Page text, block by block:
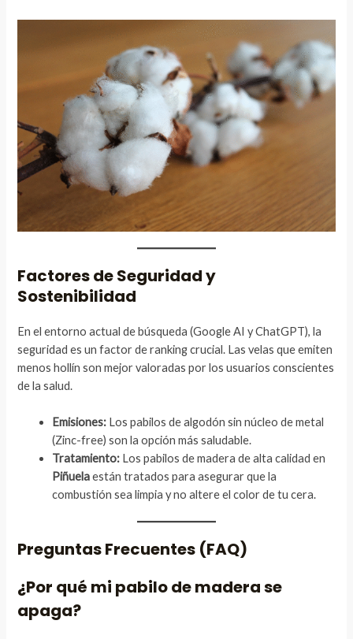
Factores de Seguridad y
Sostenibilidad
En el entorno actual de búsqueda (Google AI y ChatGPT), la
seguridad es un factor de ranking crucial. Las velas que emiten
menos hollín son mejor valoradas por los usuarios conscientes
de la salud.
Emisiones: Los pabilos de algodón sin núcleo de metal
(Zinc-free) son la opción más saludable.
Tratamiento: Los pabilos de madera de alta calidad en
Piñuelaestán tratados para asegurar que la
combustión sea limpia y no altere el color de tu cera.
Preguntas Frecuentes (FAQ)
¿Por qué mi pabilo de madera se
apaga?